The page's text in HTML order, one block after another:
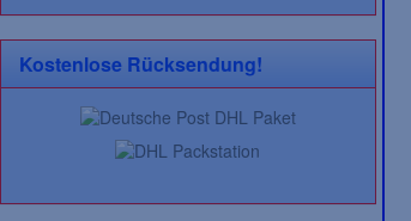
Kostenlose Rücksendung!